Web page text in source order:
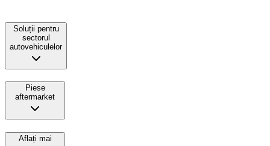
Soluții pentru
sectorul
autovehiculelor
Piese
aftermarket
Aflați mai